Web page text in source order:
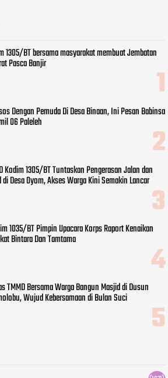
1305/BT bersama masyarakat membuat Jembatan
Pasca Banjir
Dengan Pemuda Di Desa Binaan, Ini Pesan Babinsa
06 Paleleh
Kodim 1305/BT Tuntaskan Pengerasan Jalan dan
di Desa Oyom, Akses Warga Kini Semakin Lancar
1035/BT Pimpin Upacara Korps Raport Kenaikan
Bintara Dan Tamtama
TMMD Bersama Warga Bangun Masjid di Dusun
Wujud Kebersamaan di Bulan Suci